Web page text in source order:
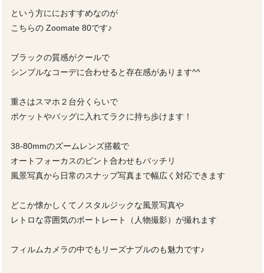
という方ににおすすめなのが
こちらの Zoomate 80です♪
ブラックの質感がクールで
シンプルなコーデに合わせると存在感があります^^
重さはスマホ２台分くらいで
ポケットやバッグに入れてラクに持ち歩けます！
38-80mmのズームレンズ搭載で
オートフォーカスのピント合わせもバッチリ
風景写真から日常のスナップ写真まで幅広く対応できます
どこか懐かしくてノスタルジックな風景写真や
レトロな雰囲気のポートレート（人物撮影）が撮れます
フィルムカメラの中でもリーズナブルのも魅力です♪